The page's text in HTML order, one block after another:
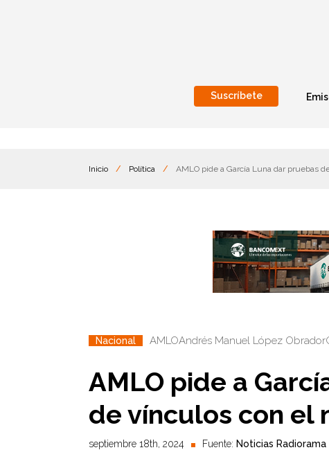
Suscríbete
Inicio / Política / AMLO pide a García Luna dar pruebas
Nacional AMLOAndrés Manuel López Obrador
AMLO pide a
de vínculos con el
septiembre 18th, 2024 Fuente: Noticias Radiorama